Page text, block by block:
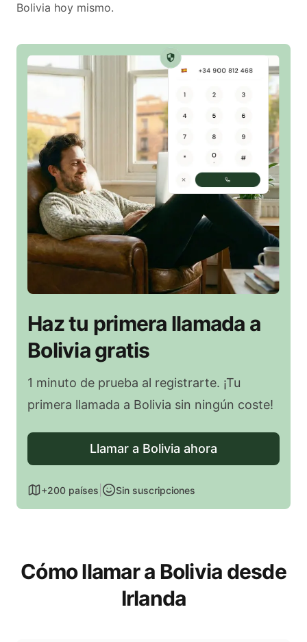
Bolivia hoy mismo.
Haz tu primera llamada a
Bolivia gratis
1 minuto de prueba al registrarte. ¡Tu
primera llamada a Bolivia sin ningún coste!
Llamar a Bolivia ahora
+200 países Sin suscripciones
Cómo llamar a Bolivia desde
Irlanda